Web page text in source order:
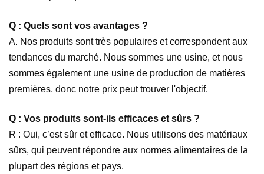
Q : Quels sont vos avantages ?
A. Nos produits sont très populaires et correspondent aux
tendances du marché. Nous sommes une usine, et nous
sommes également une usine de production de matières
premières, donc notre prix peut trouver l'objectif.
Q : Vos produits sont-ils efficaces et sûrs ?
R : Oui, c’est sûr et efficace. Nous utilisons des matériaux
sûrs, qui peuvent répondre aux normes alimentaires de la
plupart des régions et pays.